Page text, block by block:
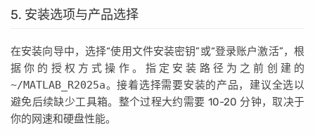
5. 安装选项与产品选择
在安装向导中，选择“使用文件安装密钥”或“登录账户激活”，根
据你的授权方式操作。指定安装路径为之前创建的
~/MATLAB_R2025a。接着选择需要安装的产品，建议全选以
避免后续缺少工具箱。整个过程大约需要 10-20 分钟，取决于
你的网速和硬盘性能。